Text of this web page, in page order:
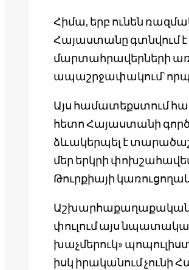
Հիմա, երբ ունեն
Հայաստանը գտնվում
մարտահրավերների
ապաշրջափակում՝
Այս համատեքստում
հետո Հայաստանի
ձևակերպել է
մեր երկրի
Թուրքիայի
Աշխարհաքաղաքական
փուլում այս
խաչմերուկ»
իսկ իրականում չունի